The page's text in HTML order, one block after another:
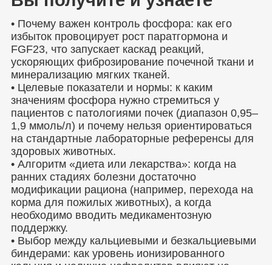
• Почему важен контроль фосфора: как его
избыток провоцирует рост паратгормона и
FGF23, что запускает каскад реакций,
ускоряющих фиброзирование почечной ткани и
минерализацию мягких тканей.
• Целевые показатели и нормы: к каким
значениям фосфора нужно стремиться у
пациентов с патологиями почек (диапазон 0,95–
1,9 ммоль/л) и почему нельзя ориентироваться
на стандартные лабораторные референсы для
здоровых животных.
• Алгоритм «диета или лекарства»: когда на
ранних стадиях болезни достаточно
модификации рациона (например, перехода на
корма для пожилых животных), а когда
необходимо вводить медикаментозную
поддержку.
• Выбор между кальциевыми и безкальциевыми
биндерами: как уровень ионизированного